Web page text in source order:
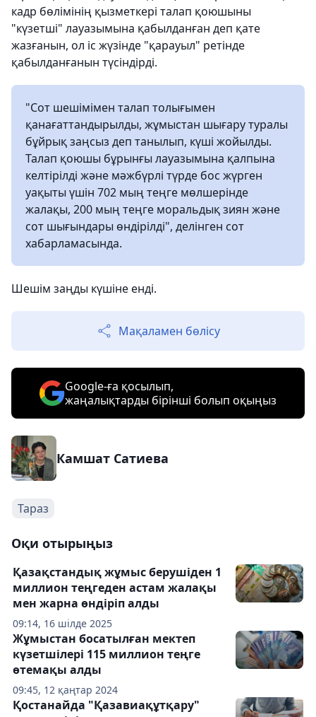
кадр бөлімінің қызметкері талап қоюшыны
"күзетші" лауазымына қабылданған деп қате
жазғанын, ол іс жүзінде "қарауыл" ретінде
қабылданғанын түсіндірді.
"Сот шешімімен талап толығымен
қанағаттандырылды, жұмыстан шығару туралы
бұйрық заңсыз деп танылып, күші жойылды.
Талап қоюшы бұрынғы лауазымына қалпына
келтірілді және мәжбүрлі түрде бос жүрген
уақыты үшін 702 мың теңге мөлшерінде
жалақы, 200 мың теңге моральдық зиян және
сот шығындары өндірілді", делінген сот
хабарламасында.
Шешім заңды күшіне енді.
Мақаламен бөлісу
Google-ға қосылып,
жаңалықтарды бірінші болып оқыңыз
Камшат Сатиева
Тараз
Оқи отырыңыз
09:14, 16 шілде 2025
Қазақстандық жұмыс берушіден 1
миллион теңгеден астам жалақы
мен жарна өндіріп алды
09:45, 12 қаңтар 2024
Жұмыстан босатылған мектеп
күзетшілері 115 миллион теңге
өтемақы алды
Қостанайда "Қазавиақұтқару"